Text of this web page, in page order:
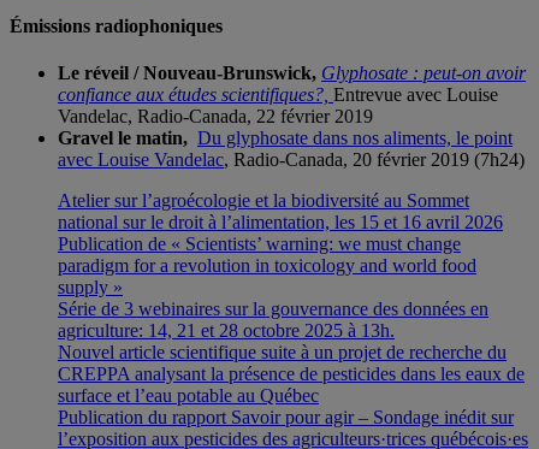
Émissions radiophoniques
Le réveil / Nouveau-Brunswick, Glyphosate : peut-on avoir
confiance aux études scientifiques?, Entrevue avec Louise
Vandelac, Radio-Canada, 22 février 2019
Gravel le matin, Du glyphosate dans nos aliments, le point
avec Louise Vandelac, Radio-Canada, 20 février 2019 (7h24)
Atelier sur l’agroécologie et la biodiversité au Sommet
national sur le droit à l’alimentation, les 15 et 16 avril 2026
Publication de « Scientists’ warning: we must change
paradigm for a revolution in toxicology and world food
supply »
Série de 3 webinaires sur la gouvernance des données en
agriculture: 14, 21 et 28 octobre 2025 à 13h.
Nouvel article scientifique suite à un projet de recherche du
CREPPA analysant la présence de pesticides dans les eaux de
surface et l’eau potable au Québec
Publication du rapport Savoir pour agir – Sondage inédit sur
l’exposition aux pesticides des agriculteurs·trices québécois·es